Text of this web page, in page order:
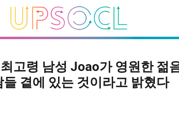
고령 남성 Joao가 영원한 젊
들 곁에 있는 것이라고 밝혔다